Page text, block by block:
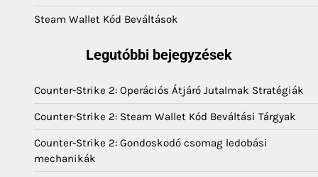
Steam Wallet Kód Beváltások
Legutóbbi bejegyzések
Counter-Strike 2: Operációs Átjáró Jutalmak Stratégiák
Counter-Strike 2: Steam Wallet Kód Beváltási Tárgyak
Counter-Strike 2: Gondoskodó csomag ledobási
mechanikák